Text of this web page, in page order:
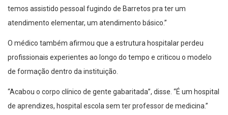
temos assistido pessoal fugindo de Barretos pra ter um
atendimento elementar, um atendimento básico.”
O médico também afirmou que a estrutura hospitalar perdeu
profissionais experientes ao longo do tempo e criticou o modelo
de formação dentro da instituição.
“Acabou o corpo clínico de gente gabaritada”, disse. “É um hospital
de aprendizes, hospital escola sem ter professor de medicina.”